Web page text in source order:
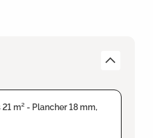
m² - Plancher 18 mm,